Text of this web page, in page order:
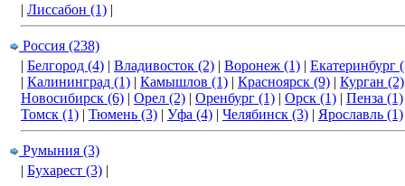
| Лиссабон (1) |
Россия (238)
| Белгород (4) | Владивосток (2) | Воронеж (1) | Екатеринбург
| Калининград (1) | Камышлов (1) | Красноярск (9) | Курган (2)
Новосибирск (6) | Орел (2) | Оренбург (1) | Орск (1) | Пенза (1)
Томск (1) | Тюмень (3) | Уфа (4) | Челябинск (3) | Ярославль (1)
Румыния (3)
| Бухарест (3) |